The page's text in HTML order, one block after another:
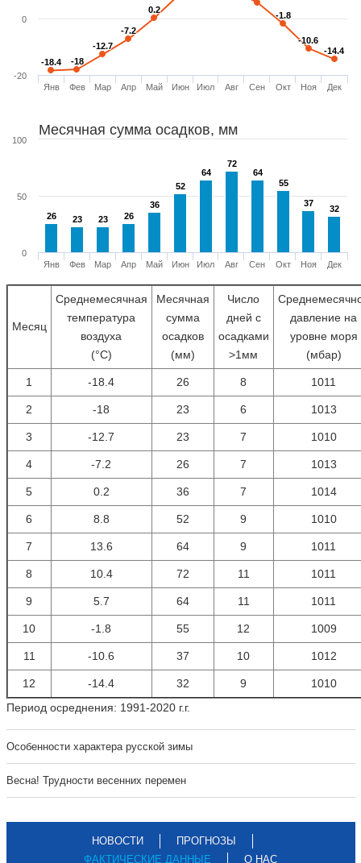
-18.4
-18.4 -18
-18
-12.7
-12.7
-7.2
-7.2
0.2
0.2
-1.8
-1.8
-10.6
-10.6
-14.4
-14.4
Янв Фев Мар Апр Май Июн Июл Авг Сен Окт Ноя Дек
-20
0
Месячная сумма осадков, мм
26
26 23
23 23
23 26
26
36
36
52
52
64
64
72
72
64
64
55
55
37
37
32
32
Янв Фев Мар Апр Май Июн Июл Авг Сен Окт Ноя Дек
0
50
100
Месяц
Среднемесячная
температура
воздуха
(°С)
Месячная
сумма
осадков
(мм)
Число
дней с
осадками
>1мм
давление на
уровне моря
(мбар)
1 -18.4 26 8 1011
2 -18 23 6 1013
3 -12.7 23 7 1010
4 -7.2 26 7 1013
5 0.2 36 7 1014
6 8.8 52 9 1010
7 13.6 64 9 1011
8 10.4 72 11 1011
9 5.7 64 11 1011
10 -1.8 55 12 1009
11 -10.6 37 10 1012
12 -14.4 32 9
1010
Период осреднения: 1991-2020 г.г.
Особенности характера русской зимы
Весна! Трудности весенних перемен
НОВОСТИ
ПРОГНОЗЫ
ФАКТИЧЕСКИЕ ДАННЫЕ
О НАС